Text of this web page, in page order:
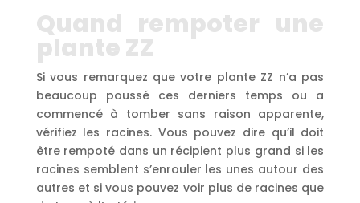
Quand rempoter une
plante ZZ
Si vous remarquez que votre plante ZZ n’a pas
beaucoup poussé ces derniers temps ou a
commencé à tomber sans raison apparente,
vérifiez les racines. Vous pouvez dire qu’il doit
être rempoté dans un récipient plus grand si les
racines semblent s’enrouler les unes autour des
autres et si vous pouvez voir plus de racines que